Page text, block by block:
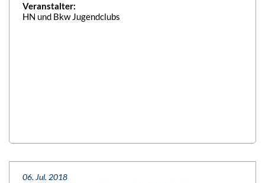
Veranstalter:
HN und Bkw Jugendclubs
06. Jul. 2018